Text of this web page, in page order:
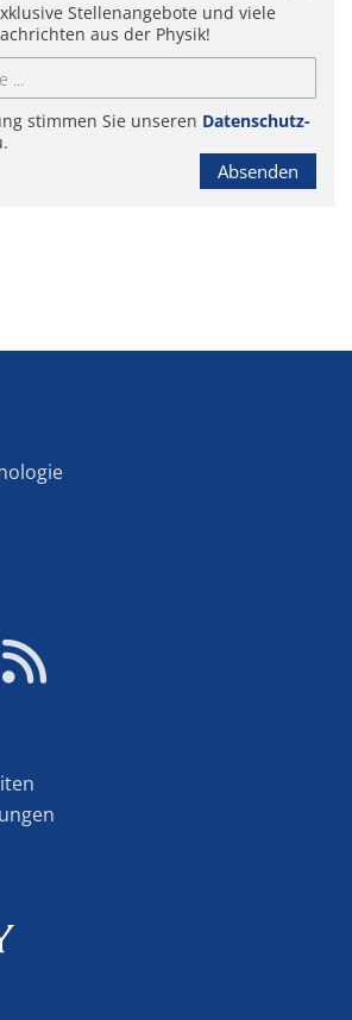
Stellenangebote und viele
aus der Physik!
stimmen Sie unseren Datenschutz-
Absenden